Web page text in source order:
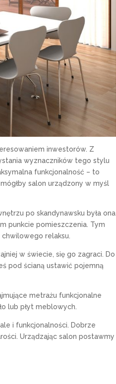
inwestorów. Z
wyznaczników tego stylu
funkcjonalność – to
salon urządzony w myśl
po skandynawsku była ona
punkcie pomieszczenia. Tym
relaksu.
w świecie, się go zagraci. Do
pod ścianą ustawić pojemną
metrażu funkcjonalne
lub płyt meblowych.
i funkcjonalności. Dobrze
Urządzając salon postawmy